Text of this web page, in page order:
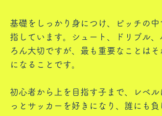
基礎をしっかり身につけ、ピッチの
指しています。​シュート、ドリブル
ろん大切ですが、最も重要なことは
になることです。
初心者から上を目指す子まで、レベ
っとサッカーを好きになり、誰にも